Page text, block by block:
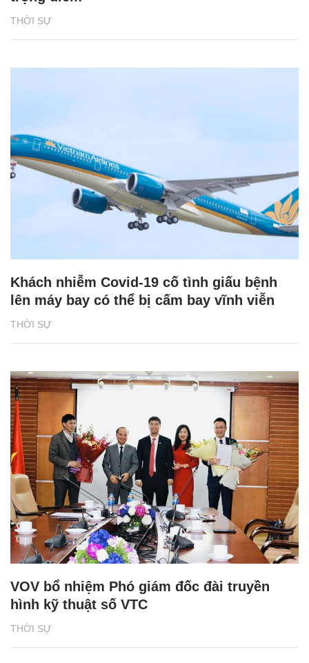
THỜI SỰ
THỜI SỰ
Khách nhiễm Covid-19 cố tình giấu bệnh
lên máy bay có thể bị cấm bay vĩnh viễn
THỜI SỰ
VOV bổ nhiệm Phó giám đốc đài truyền
hình kỹ thuật số VTC